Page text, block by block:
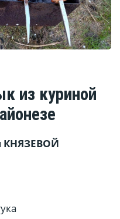
из куриной
КНЯЗЕВОЙ